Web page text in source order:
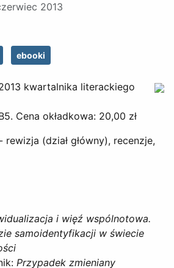
2013
ebooki
kwartalnika literackiego
Cena okładkowa: 20,00 zł
rewizja (dział główny), recenzje,
i więź wspólnotowa.
samoidentyfikacji w świecie
Przypadek zmieniany